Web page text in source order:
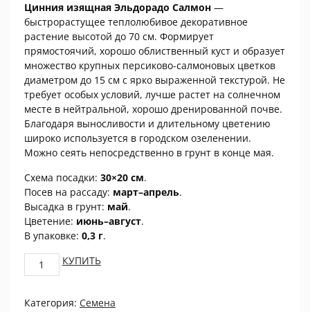
Цинния изящная Эльдорадо Салмон —
быстрорастущее теплолюбивое декоративное
растение высотой до 70 см. Формирует
прямостоячий, хорошо облиственный куст и образует
множество крупных персиково-салмоновых цветков
диаметром до 15 см с ярко выраженной текстурой. Не
требует особых условий, лучше растет на солнечном
месте в нейтральной, хорошо дренированной почве.
Благодаря выносливости и длительному цветению
широко используется в городском озеленении.
Можно сеять непосредственно в грунт в конце мая.
Схема посадки: 30×20 см.
Посев на рассаду: март–апрель.
Высадка в грунт: май.
Цветение: июнь–август.
В упаковке: 0,3 г.
Цинния
изящная
Салмон
КУПИТЬ
Категория: Семена